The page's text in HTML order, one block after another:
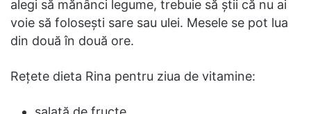
alegi să mănânci legume, trebuie să știi că nu ai
voie să folosești sare sau ulei. Mesele se pot lua
din două în două ore.
Rețete dieta Rina pentru ziua de vitamine: